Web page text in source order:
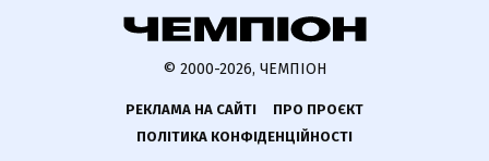
© 2000-2026, ЧЕМПІОН
РЕКЛАМА НА САЙТІ
ПРО ПРОЄКТ
ПОЛІТИКА КОНФІДЕНЦІЙНОСТІ